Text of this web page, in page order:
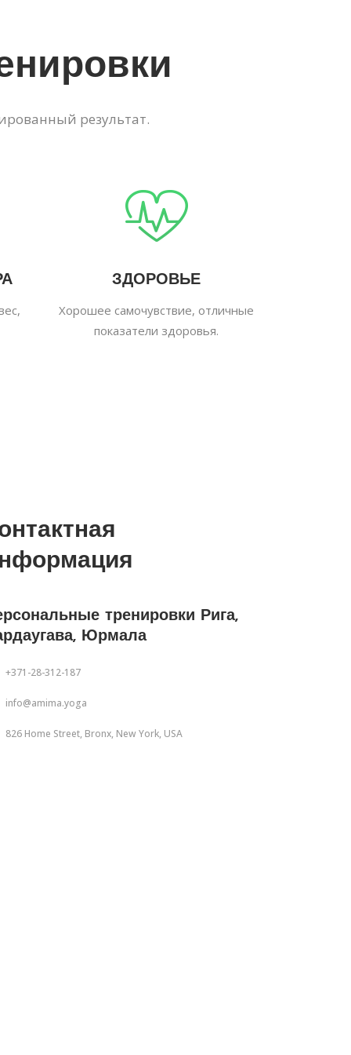
результат.
ЗДОРОВЬЕ
Хорошее самочувствие, отличные
показатели здоровья.
тренировки Рига,
Юрмала
+371-28-312-187
info@amima.yoga
826 Home Street, Bronx, New York, USA